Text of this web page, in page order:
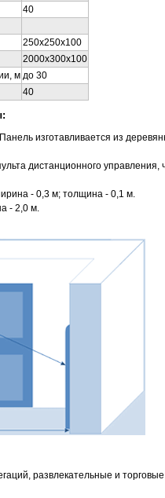
40
250x250x100
2000x300x100
м до 30
40
изготавливается из
дистанционного управления,
- 0,3 м; толщина - 0,1 м.
- 2,0 м.
развлекательные и